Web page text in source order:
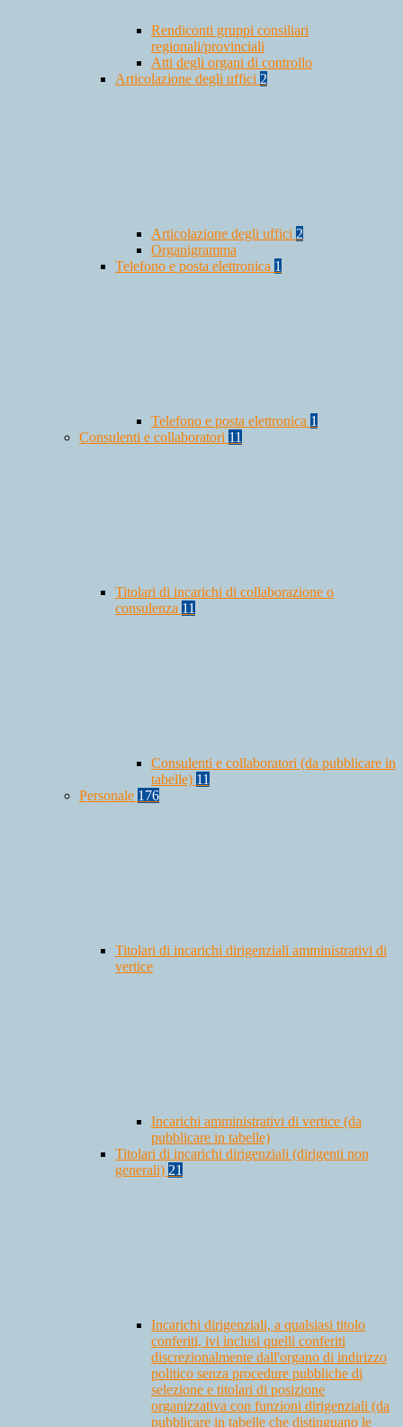
Rendiconti gruppi consiliari
regionali/provinciali
Atti degli organi di controllo
Articolazione degli uffici 2
Articolazione degli uffici 2
Organigramma
Telefono e posta elettronica 1
Telefono e posta elettronica 1
Consulenti e collaboratori 11
Titolari di incarichi di collaborazione o
consulenza 11
Consulenti e collaboratori (da pubblicare in
tabelle) 11
Personale 176
Titolari di incarichi dirigenziali amministrativi di
vertice
Incarichi amministrativi di vertice (da
pubblicare in tabelle)
Titolari di incarichi dirigenziali (dirigenti non
generali) 21
Incarichi dirigenziali, a qualsiasi titolo
conferiti, ivi inclusi quelli conferiti
discrezionalmente dall'organo di indirizzo
politico senza procedure pubbliche di
selezione e titolari di posizione
organizzativa con funzioni dirigenziali (da
pubblicare in tabelle che distinguano le